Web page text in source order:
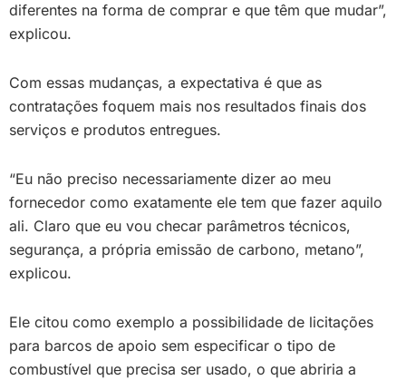
diferentes na forma de comprar e que têm que mudar”,
explicou.
Com essas mudanças, a expectativa é que as
contratações foquem mais nos resultados finais dos
serviços e produtos entregues.
“Eu não preciso necessariamente dizer ao meu
fornecedor como exatamente ele tem que fazer aquilo
ali. Claro que eu vou checar parâmetros técnicos,
segurança, a própria emissão de carbono, metano”,
explicou.
Ele citou como exemplo a possibilidade de licitações
para barcos de apoio sem especificar o tipo de
combustível que precisa ser usado, o que abriria a